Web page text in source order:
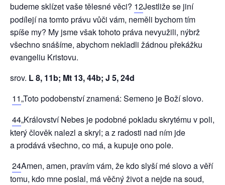
budeme sklízet vaše tělesné věci? 12Jestliže se jiní
podílejí na tomto právu vůči vám, neměli bychom tím
spíše my? My jsme však tohoto práva nevyužili, nýbrž
všechno snášíme, abychom nekladli žádnou překážku
evangeliu Kristovu.
srov. L 8, 11b; Mt 13, 44b; J 5, 24d
11„Toto podobenství znamená: Semeno je Boží slovo.
44„Království Nebes je podobné pokladu skrytému v poli,
který člověk nalezl a skryl; a z radosti nad ním jde
a prodává všechno, co má, a kupuje ono pole.
24Amen, amen, pravím vám, že kdo slyší mé slovo a věří
tomu, kdo mne poslal, má věčný život a nejde na soud,